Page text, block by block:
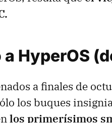
a HyperOS
a finales de
los buques
los primerísimos